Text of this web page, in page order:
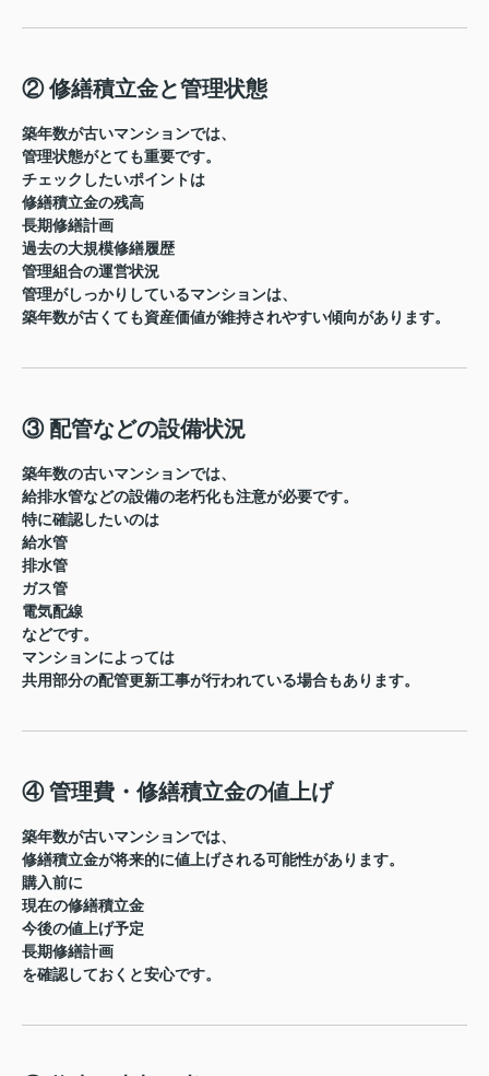
② 修繕積立金と管理状態
築年数が古いマンションでは、
管理状態がとても重要です。
チェックしたいポイントは
修繕積立金の残高
長期修繕計画
過去の大規模修繕履歴
管理組合の運営状況
管理がしっかりしているマンションは、
築年数が古くても資産価値が維持されやすい傾向があります。
③ 配管などの設備状況
築年数の古いマンションでは、
給排水管などの設備の老朽化も注意が必要です。
特に確認したいのは
給水管
排水管
ガス管
電気配線
などです。
マンションによっては
共用部分の配管更新工事が行われている場合もあります。
④ 管理費・修繕積立金の値上げ
築年数が古いマンションでは、
修繕積立金が将来的に値上げされる可能性があります。
購入前に
現在の修繕積立金
今後の値上げ予定
長期修繕計画
を確認しておくと安心です。